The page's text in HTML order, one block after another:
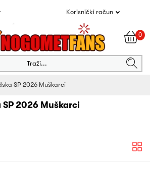
Korisnički račun
0
Traži...
SP 2026 Muškarci
SP 2026 Muškarci